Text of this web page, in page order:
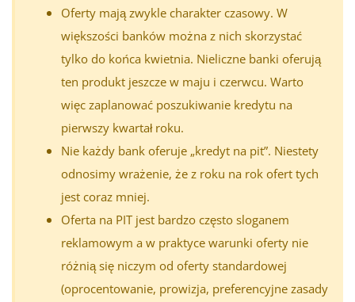
Oferty mają zwykle charakter czasowy. W
większości banków można z nich skorzystać
tylko do końca kwietnia. Nieliczne banki oferują
ten produkt jeszcze w maju i czerwcu. Warto
więc zaplanować poszukiwanie kredytu na
pierwszy kwartał roku.
Nie każdy bank oferuje „kredyt na pit”. Niestety
odnosimy wrażenie, że z roku na rok ofert tych
jest coraz mniej.
Oferta na PIT jest bardzo często sloganem
reklamowym a w praktyce warunki oferty nie
różnią się niczym od oferty standardowej
(oprocentowanie, prowizja, preferencyjne zasady